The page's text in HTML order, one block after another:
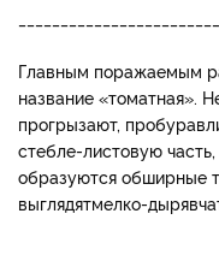
Главным поражаемым
название «томатная».
прогрызают,
стебле-листовую
образуются обширные
выглядятмелко-